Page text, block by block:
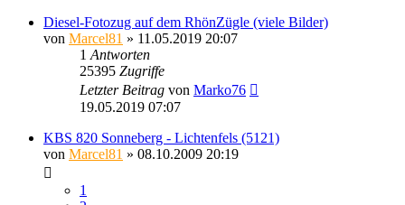
Diesel-Fotozug auf dem RhönZügle (viele Bilder)
von Marcel81 » 11.05.2019 20:07
1 Antworten
25395 Zugriffe
Letzter Beitrag von Marko76
19.05.2019 07:07
KBS 820 Sonneberg - Lichtenfels (5121)
von Marcel81 » 08.10.2009 20:19
1